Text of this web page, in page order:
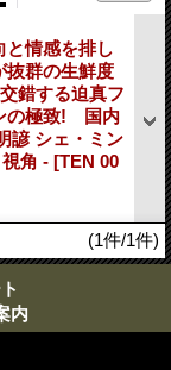
と情感を排し
抜群の生鮮度
錯する迫真フ
の極致! 国内
諺 シェ・ミン
角 - [TEN 00
(1件/1件)
内